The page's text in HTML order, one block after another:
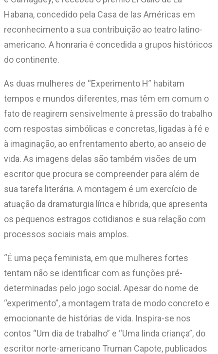
Habana, concedido pela Casa de las Américas em
reconhecimento a sua contribuição ao teatro latino-
americano. A honraria é concedida a grupos históricos
do continente.
As duas mulheres de “Experimento H” habitam
tempos e mundos diferentes, mas têm em comum o
fato de reagirem sensivelmente à pressão do trabalho
com respostas simbólicas e concretas, ligadas à fé e
à imaginação, ao enfrentamento aberto, ao anseio de
vida. As imagens delas são também visões de um
escritor que procura se compreender para além de
sua tarefa literária. A montagem é um exercício de
atuação da dramaturgia lírica e híbrida, que apresenta
os pequenos estragos cotidianos e sua relação com
processos sociais mais amplos.
“É uma peça feminista, em que mulheres fortes
tentam não se identificar com as funções pré-
determinadas pelo jogo social. Apesar do nome de
“experimento”, a montagem trata de modo concreto e
emocionante de histórias de vida. Inspira-se nos
contos “Um dia de trabalho” e “Uma linda criança”, do
escritor norte-americano Truman Capote, publicados